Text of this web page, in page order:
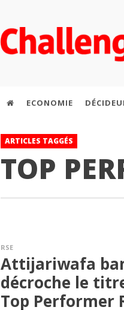
ECONOMIE
ARTICLES TAGGÉS
TOP
RSE
Attijariwafa
décroche le
Top Performer